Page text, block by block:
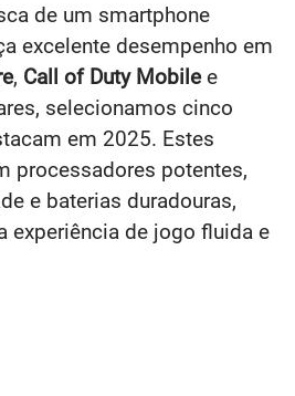
de um smartphone
excelente desempenho em
, Call of Duty Mobilee
selecionamos cinco
em 2025. Estes
processadores potentes,
e baterias duradouras,
experiência de jogo fluida e